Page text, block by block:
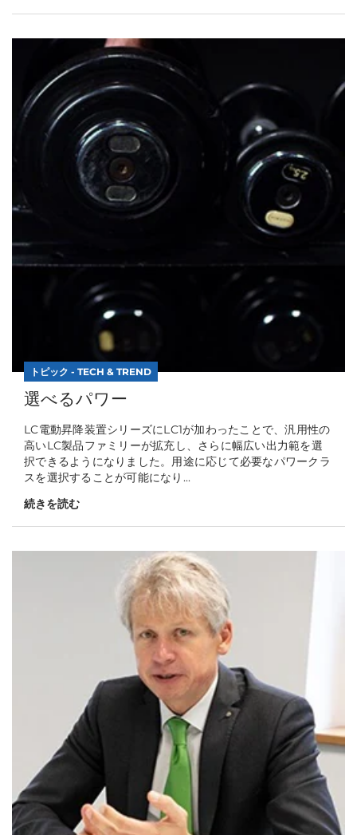
トピック - TECH & TREND
選べるパワー
LC電動昇降装置シリーズにLC1が加わったことで、汎用性の
高いLC製品ファミリーが拡充し、さらに幅広い出力範を選
択できるようになりました。用途に応じて必要なパワークラ
スを選択することが可能になり...
続きを読む